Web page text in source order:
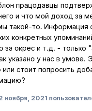
працодавцы
и что мой доход за
такой-то. Информация
конкретных
за окрес и т.д. - только
указано у нас в умове.
или стоит попросить
ноября, 2021